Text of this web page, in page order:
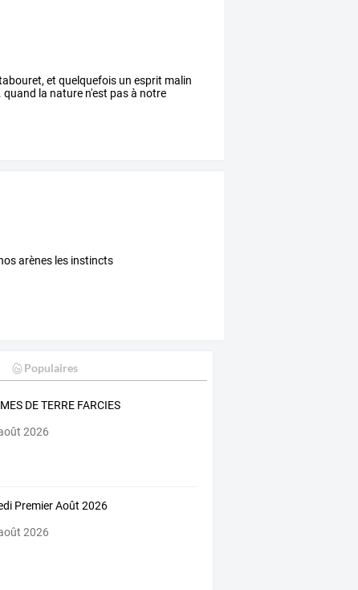
et quelquefois un esprit malin
quand la nature n'est pas à notre
arènes les instincts
Populaires
DE TERRE FARCIES
2026
Premier Août 2026
2026